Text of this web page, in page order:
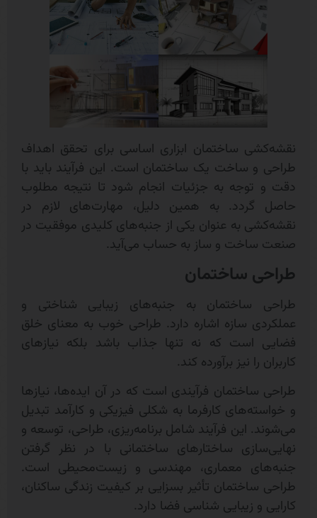
نقشه‌کشی ساختمان ابزاری اساسی برای تحقق اهداف
طراحی و ساخت یک ساختمان است. این فرآیند باید با
دقت و توجه به جزئیات انجام شود تا نتیجه مطلوب
حاصل گردد. به همین دلیل، مهارت‌های لازم در
نقشه‌کشی به عنوان یکی از جنبه‌های کلیدی موفقیت در
صنعت ساخت و ساز به حساب می‌آید.
طراحی ساختمان
طراحی ساختمان به جنبه‌های زیبایی‌ شناختی و
عملکردی سازه اشاره دارد. طراحی خوب به معنای خلق
فضایی است که نه تنها جذاب باشد بلکه نیازهای
کاربران را نیز برآورده کند.
طراحی ساختمان فرآیندی است که در آن ایده‌ها، نیازها
و خواسته‌های کارفرما به شکلی فیزیکی و کارآمد تبدیل
می‌شوند. این فرآیند شامل برنامه‌ریزی، طراحی، توسعه و
نهایی‌سازی ساختارهای ساختمانی با در نظر گرفتن
جنبه‌های معماری، مهندسی و زیست‌محیطی است.
طراحی ساختمان تأثیر بسزایی بر کیفیت زندگی ساکنان،
کارایی و زیبایی‌ شناسی فضا دارد.